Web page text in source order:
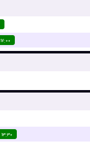
۱۷:۰۰
۱۳:۳۰